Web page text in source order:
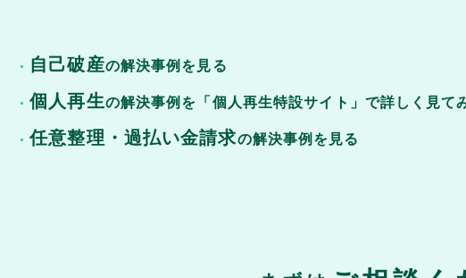
自己破産の解決事例を見る
個人再生の解決事例を「個人再生特設サイト」で詳しく見て
任意整理・過払い金請求の解決事例を見る